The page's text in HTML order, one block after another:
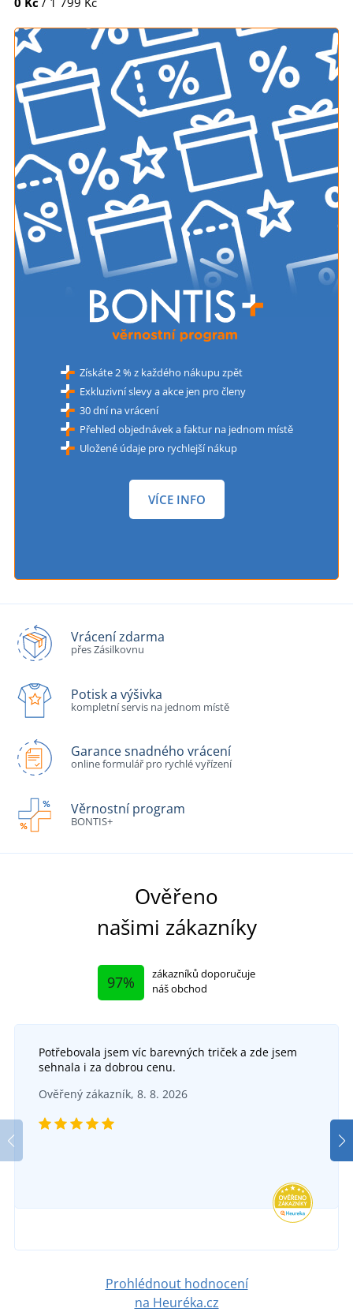
Získáte 2 % z každého nákupu zpět
Exkluzivní slevy a akce jen pro členy
30 dní na vrácení
Přehled objednávek a faktur na jednom místě
Uložené údaje pro rychlejší nákup
VÍCE INFO
Vrácení zdarma
přes Zásilkovnu
Potisk a výšivka
kompletní servis na jednom místě
Garance snadného vrácení
online formulář pro rychlé vyřízení
Věrnostní program
BONTIS+
Ověřeno
našimi zákazníky
97%
zákazníků doporučuje
náš obchod
Potřebovala jsem víc barevných triček a zde jsem
sehnala i za dobrou cenu.
Ověřený zákazník, 8. 8. 2026
Prohlédnout hodnocení
na Heuréka.cz